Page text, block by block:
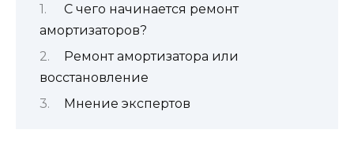
С чего начинается ремонт
амортизаторов?
Ремонт амортизатора или
восстановление
Мнение экспертов